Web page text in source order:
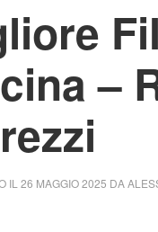
–
IL 26 MAGGIO 2025 DA